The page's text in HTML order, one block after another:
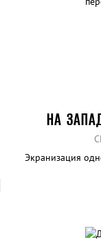
НА
Экранизация